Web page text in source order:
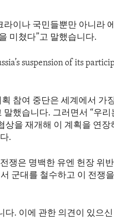
이나 국민들뿐만 아니라
미쳤다”고 말했습니다.
suspension of its
참여 중단은 세계에서 가
했습니다. 그러면서 “우리
을 재개해 이 계획을 연장
.
쟁은 명백한 유엔 헌장 위
군대를 철수하고 이 전쟁
. 이에 관한 의견이 있으